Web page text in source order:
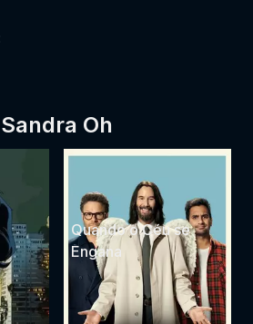
Oh
Quando o Céu se
Engana